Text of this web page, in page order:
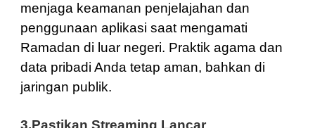
menjaga keamanan penjelajahan dan
penggunaan aplikasi saat mengamati
Ramadan di luar negeri. Praktik agama dan
data pribadi Anda tetap aman, bahkan di
jaringan publik.
3.Pastikan Streaming Lancar